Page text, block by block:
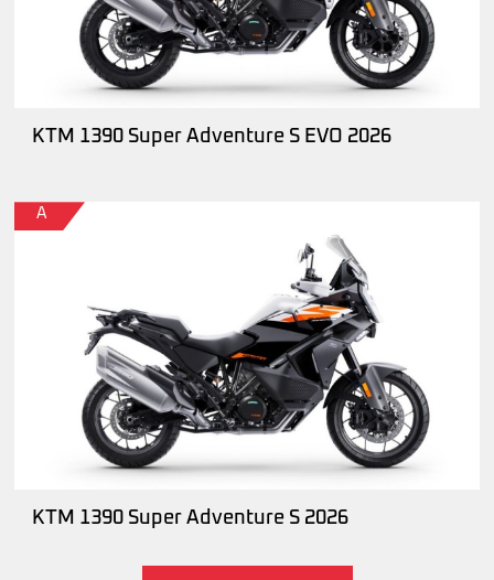
KTM 1390 Super Adventure S EVO 2026
A
KTM 1390 Super Adventure S 2026